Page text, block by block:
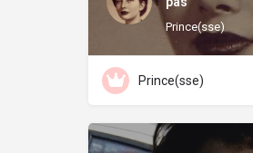
Prince(sse)
Prince(sse)